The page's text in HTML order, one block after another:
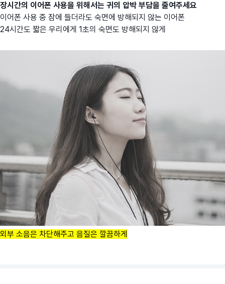
장시간의 이어폰 사용을 위해서는 귀의 압박 부담을 줄여주세요
이어폰 사용 중 잠에 들더라도 숙면에 방해되지 않는 이어폰
24시간도 짧은 우리에게 1초의 숙면도 방해되지 않게
외부 소음은 차단해주고 음질은 깔끔하게